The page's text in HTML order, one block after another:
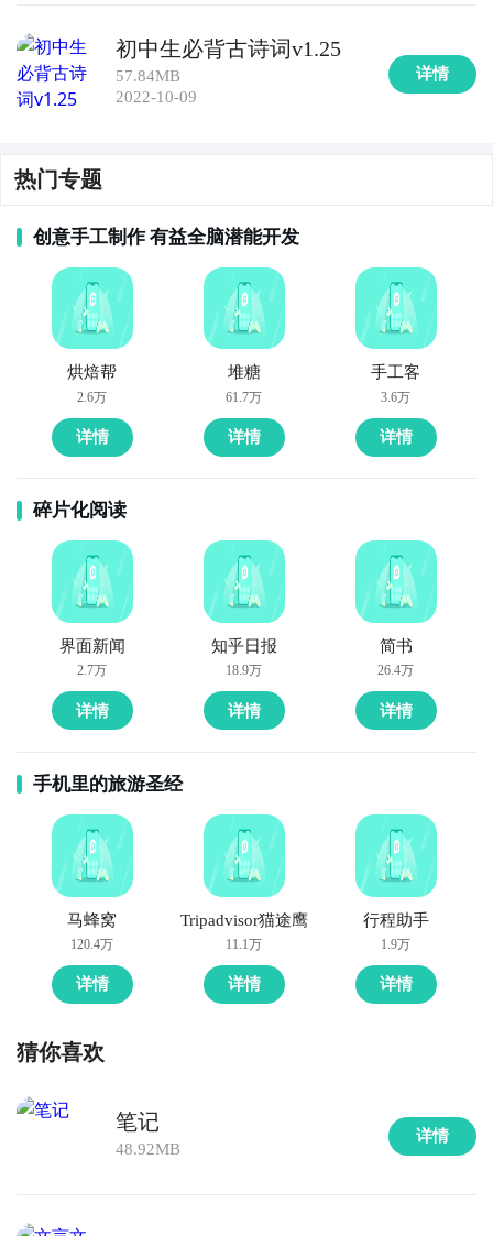
初中生必背古诗词v1.25
57.84MB
2022-10-09
详情
热门专题
创意手工制作 有益全脑潜能开发
烘焙帮
2.6万
详情
堆糖
61.7万
详情
手工客
3.6万
详情
碎片化阅读
界面新闻
2.7万
详情
知乎日报
18.9万
详情
简书
26.4万
详情
手机里的旅游圣经
马蜂窝
120.4万
详情
Tripadvisor猫途鹰
11.1万
详情
行程助手
1.9万
详情
猜你喜欢
笔记
48.92MB
详情